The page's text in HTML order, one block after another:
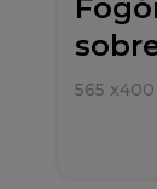
565 x400